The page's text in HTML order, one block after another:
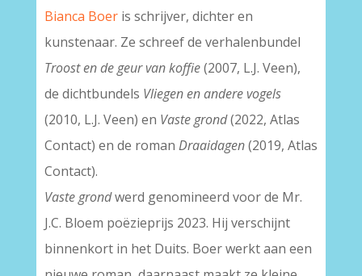
Bianca Boeris schrijver, dichter en
kunstenaar. Ze schreef de verhalenbundel
Troost en de geur van koffie(2007, L.J. Veen),
de dichtbundels Vliegen en andere vogels
(2010, L.J. Veen) en Vaste grond(2022, Atlas
Contact) en de roman Draaidagen(2019, Atlas
Contact).
Vaste grondwerd genomineerd voor de Mr.
J.C. Bloem poëzieprijs 2023. Hij verschijnt
binnenkort in het Duits. Boer werkt aan een